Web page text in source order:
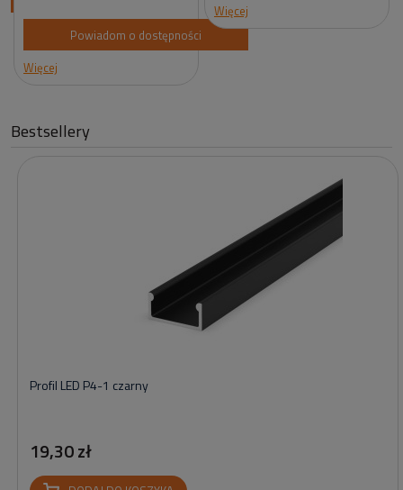
Powiadom o dostępności
Więcej
Więcej
Bestsellery
Profil LED P4-1 czarny
19,30 zł